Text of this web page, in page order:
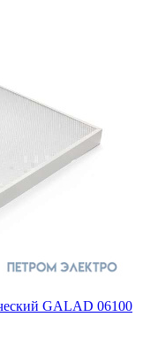
GALAD 06100